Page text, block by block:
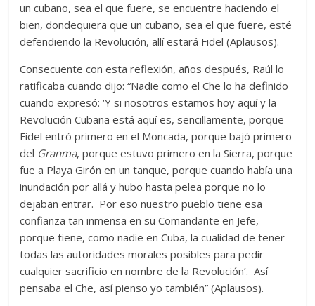
un cubano, sea el que fuere, se encuentre haciendo el
bien, dondequiera que un cubano, sea el que fuere, esté
defendiendo la Revolución, allí estará Fidel (Aplausos).
Consecuente con esta reflexión, años después, Raúl lo
ratificaba cuando dijo: “Nadie como el Che lo ha definido
cuando expresó: ‘Y si nosotros estamos hoy aquí y la
Revolución Cubana está aquí es, sencillamente, porque
Fidel entró primero en el Moncada, porque bajó primero
del Granma, porque estuvo primero en la Sierra, porque
fue a Playa Girón en un tanque, porque cuando había una
inundación por allá y hubo hasta pelea porque no lo
dejaban entrar. Por eso nuestro pueblo tiene esa
confianza tan inmensa en su Comandante en Jefe,
porque tiene, como nadie en Cuba, la cualidad de tener
todas las autoridades morales posibles para pedir
cualquier sacrificio en nombre de la Revolución’. Así
pensaba el Che, así pienso yo también” (Aplausos).